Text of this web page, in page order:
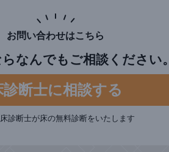
お問い合わせはこちら
なんでもご相談ください。
診断⼠に相談する
診断⼠が床の無料診断をいたします